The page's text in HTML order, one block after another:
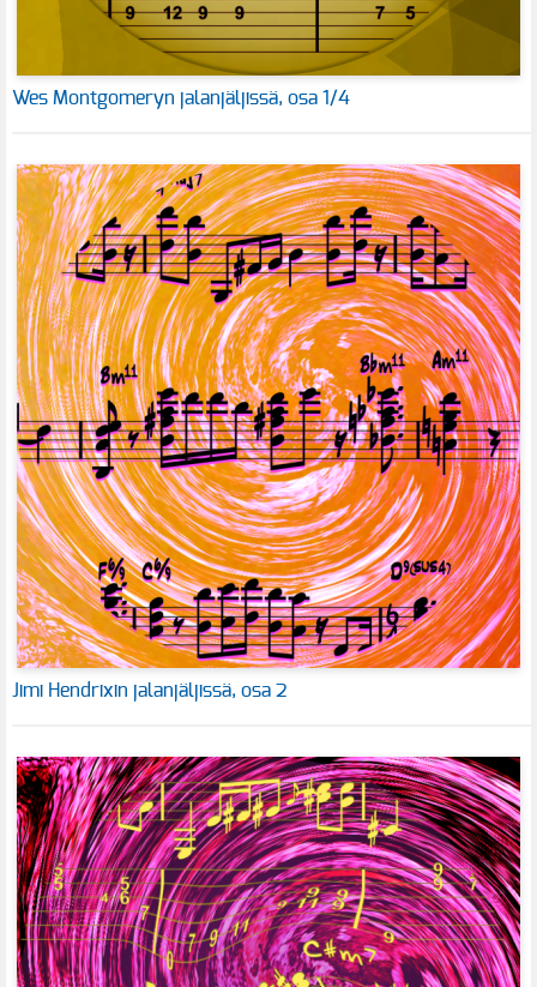
Wes Montgomeryn jalanjäljissä, osa 1/4
Jimi Hendrixin jalanjäljissä, osa 2